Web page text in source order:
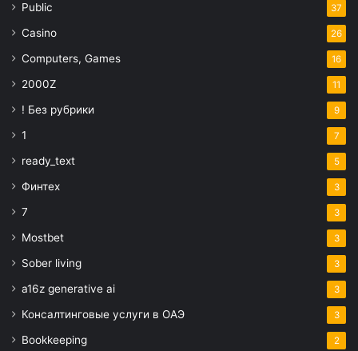
Public 37
Casino 26
Computers, Games 16
2000Z 11
! Без рубрики 9
1 7
ready_text 5
Финтех 3
7 3
Mostbet 3
Sober living 3
a16z generative ai 3
Консалтинговые услуги в ОАЭ 3
Bookkeeping 2